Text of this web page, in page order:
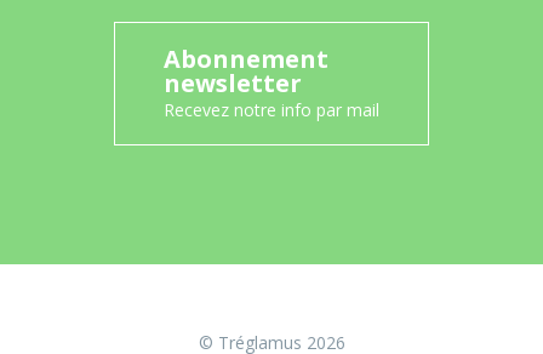
Abonnement
newsletter
Recevez notre info par mail
© Tréglamus 2026